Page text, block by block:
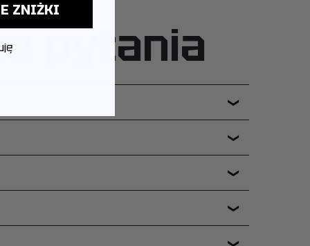
pytania
❯
❯
❯
❯
❯
ZNIŻKI